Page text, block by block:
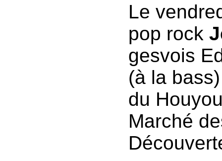
Le
pop rock
gesvois
(à la
du
Marché